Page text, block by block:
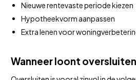
Nieuwe rentevaste periode kiezen
Hypotheekvorm aanpassen
Extra lenen voor
Wanneer loont